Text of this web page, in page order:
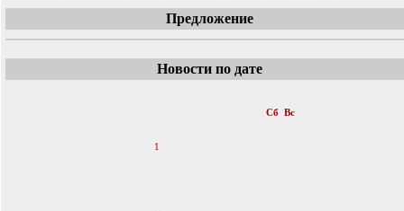
Предложение
Новости по дате
Сб Вс
1